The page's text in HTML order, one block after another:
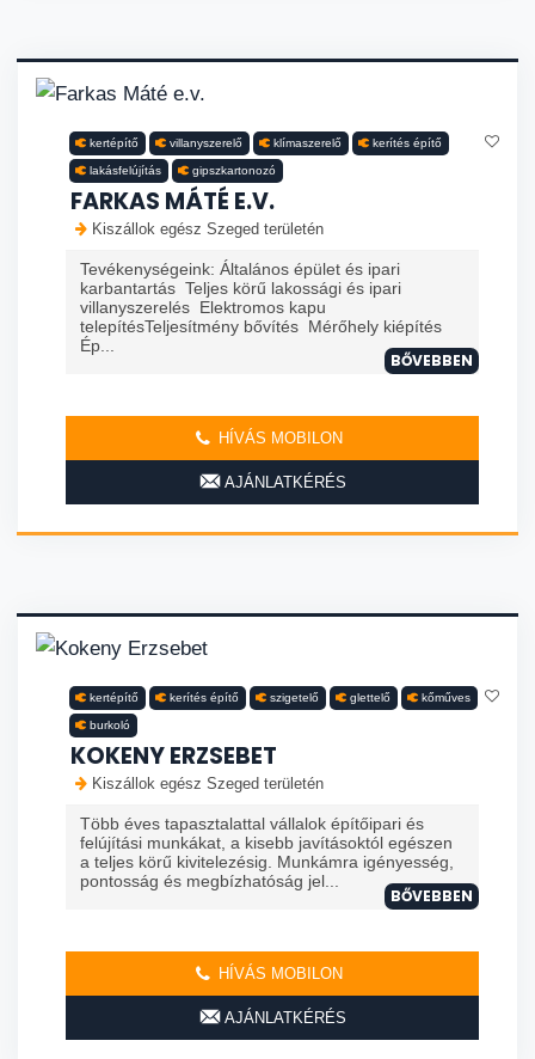
kertépítő villanyszerelő klímaszerelő kerítés építő
lakásfelújítás gipszkartonozó
FARKAS MÁTÉ E.V.
Kiszállok egész Szeged területén
Tevékenységeink: Általános épület és ipari
karbantartás Teljes körű lakossági és ipari
villanyszerelés Elektromos kapu
telepítésTeljesítmény bővítés Mérőhely kiépítés
Ép...
BŐVEBBEN
HÍVÁS MOBILON
AJÁNLATKÉRÉS
kertépítő kerítés építő szigetelő glettelő kőműves
burkoló
KOKENY ERZSEBET
Kiszállok egész Szeged területén
Több éves tapasztalattal vállalok építőipari és
felújítási munkákat, a kisebb javításoktól egészen
a teljes körű kivitelezésig. Munkámra igényesség,
pontosság és megbízhatóság jel...
BŐVEBBEN
HÍVÁS MOBILON
AJÁNLATKÉRÉS